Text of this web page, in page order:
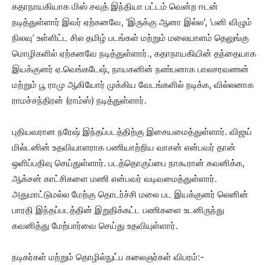
கதாநாயகியாக மிஸ் சவுத் இந்தியா பட்டம் வென்ற ஈடன்
நடித்துள்ளார் இவர் ஏற்கனவே, ‘இருக்கு ஆனா இல்ல’, ‘பனி விழும்
நிலவு’ உள்ளிட்ட சில தமிழ் படங்கள் மற்றும் மலையாளம் தெலுங்கு
மொழிகளில் ஏற்கனவே நடித்துள்ளார்., கதாநாயகியின் தந்தையாக
இயக்குனர் ஏ.வெங்கடேஷ், நாயகனின் நண்பனாக பாலசரவணன்
மற்றும் பூ ராமு ஆகியோர் முக்கிய வேடங்களில் நடிக்க, வில்லனாக
ராமச்சந்திரன் (ராம்ஸ்) நடித்துள்ளார்.
புதியவரான நரேஷ் இந்தப்படத்திற்கு இசையமைத்துள்ளார். விஜய்
மில்டனின் உதவியாளராக பணியாற்றிய வாசன் என்பவர் தான்
ஒளிப்பதிவு செய்துள்ளார். படத்தொகுப்பை நாகூரான் கவனிக்க,
ஆக்சன் காட்சிகளை மணி என்பவர் வடிவமைத்துள்ளார்.
அதுமாட்டுமல்ல மேற்கு தொடர்ச்சி மலை பட இயக்குனர் லெனின்
பாரதி இந்தப்படத்தின் இறுதிக்கட்ட பணிகளை உடனிருந்து
கவனித்து மேற்பார்வை செய்து உதவியுள்ளார்.
நடிகர்கள் மற்றும் தொழில்நுட்ப கலைஞர்கள் விபரம்:-